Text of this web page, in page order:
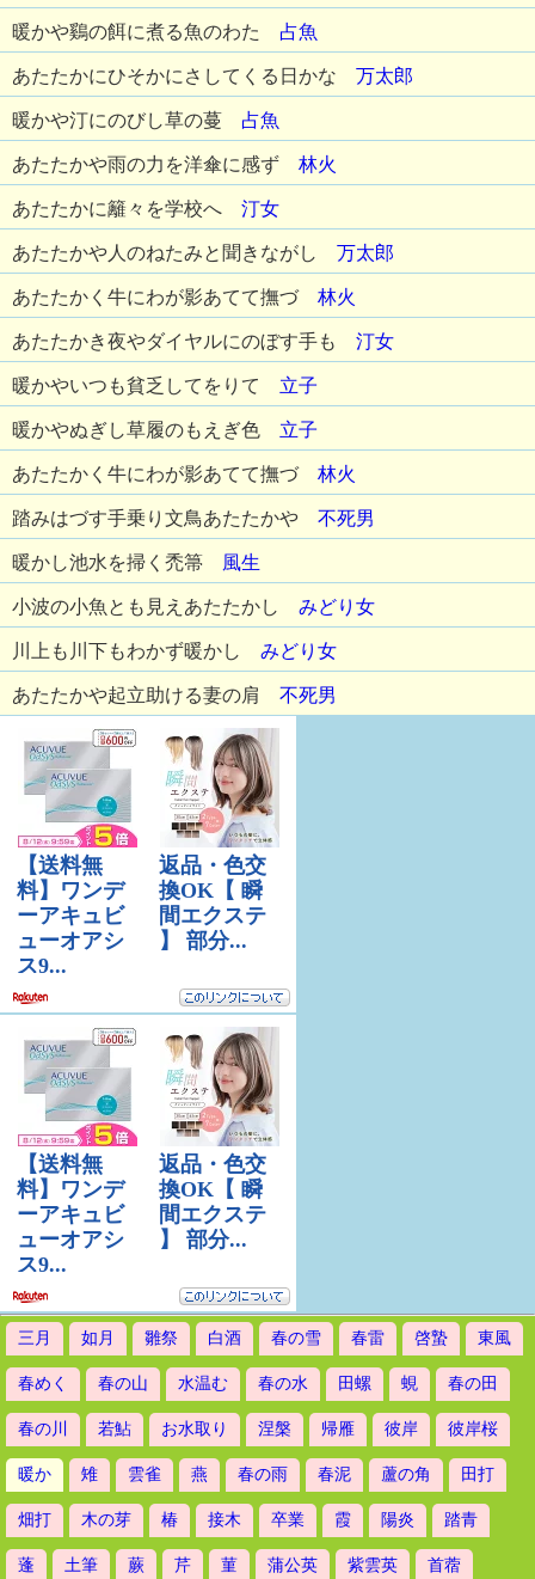
暖かや鷄の餌に煮る魚のわた 占魚
あたたかにひそかにさしてくる日かな 万太郎
暖かや汀にのびし草の蔓 占魚
あたたかや雨の力を洋傘に感ず 林火
あたたかに籬々を学校へ 汀女
あたたかや人のねたみと聞きながし 万太郎
あたたかく牛にわが影あてて撫づ 林火
あたたかき夜やダイヤルにのぼす手も 汀女
暖かやいつも貧乏してをりて 立子
暖かやぬぎし草履のもえぎ色 立子
あたたかく牛にわが影あてて撫づ 林火
踏みはづす手乗り文鳥あたたかや 不死男
暖かし池水を掃く禿箒 風生
小波の小魚とも見えあたたかし みどり女
川上も川下もわかず暖かし みどり女
あたたかや起立助ける妻の肩 不死男
三月 如月 雛祭 白酒 春の雪 春雷 啓蟄 東風
春めく 春の山 水温む 春の水 田螺 蜆 春の田
春の川 若鮎 お水取り 涅槃 帰雁 彼岸 彼岸桜
暖か 雉 雲雀 燕 春の雨 春泥 蘆の角 田打
畑打 木の芽 椿 接木 卒業 霞 陽炎 踏青
蓬 土筆 蕨 芹 菫 蒲公英 紫雲英 首蓿